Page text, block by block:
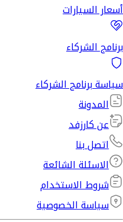
أسعار السيارات
برنامج الشركاء
سياسة برنامج الشركاء
المدونة
عن كارزفد
اتصل بنا
الاسئلة الشائعة
شروط الاستخدام
سياسة الخصوصية